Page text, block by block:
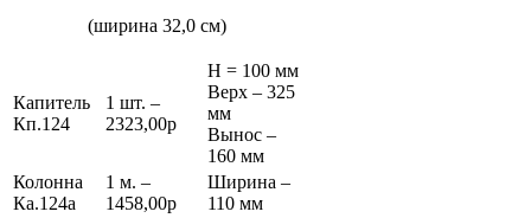
(ширина 32,0 см)
Капитель
Кп.124
1 шт. –
2323,00р
Н = 100 мм
Верх – 325
мм
Вынос –
160 мм
Колонна
Ка.124а
1 м. –
1458,00р
Ширина –
110 мм